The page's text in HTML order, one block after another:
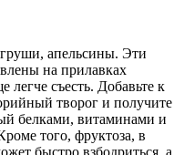
апельсины. Эти
на прилавках
легче съесть. Добавьте к
творог и получите
белками, витаминами и
того, фруктоза, в
быстро взбодриться, а